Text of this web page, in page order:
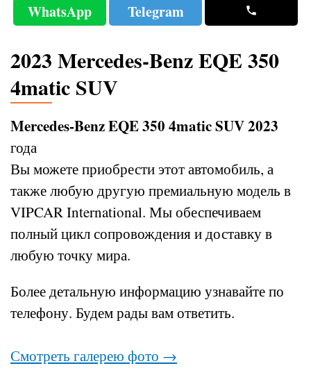
WhatsApp Telegram
2023 Mercedes-Benz EQE 350
4matic SUV
Mercedes-Benz EQE 350 4matic SUV 2023
года
Вы можете приобрести этот автомобиль, а
также любую другую премиальную модель в
VIPCAR International. Мы обеспечиваем
полный цикл сопровождения и доставку в
любую точку мира.
Более детальную информацию узнавайте по
телефону. Будем рады вам ответить.
Смотреть галерею фото →